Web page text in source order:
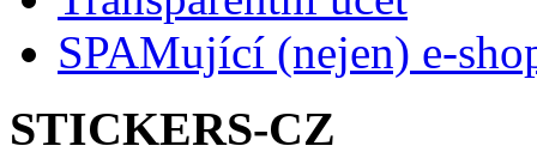
SPAMující (nejen) e-
STICKERS-CZ